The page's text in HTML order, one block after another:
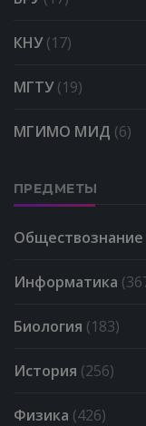
КНУ(17)
МГТУ(19)
МГИМО МИД (6)
ПРЕДМЕТЫ
Обществознание
Информатика
Биология (183)
История (256)
Физика (426)